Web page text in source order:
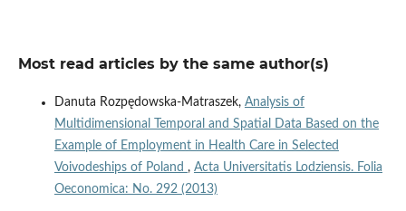
Most read articles by the same author(s)
Danuta Rozpędowska-Matraszek, Analysis of
Multidimensional Temporal and Spatial Data Based on the
Example of Employment in Health Care in Selected
Voivodeships of Poland , Acta Universitatis Lodziensis. Folia
Oeconomica: No. 292 (2013)